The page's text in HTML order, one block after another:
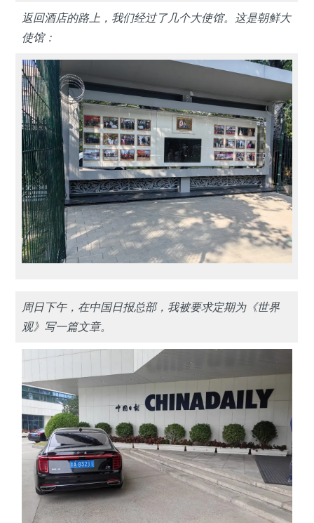
返回酒店的路上，我们经过了几个大使馆。这是朝鲜大
使馆：
周日下午，在中国日报总部，我被要求定期为《世界
观》写一篇文章。